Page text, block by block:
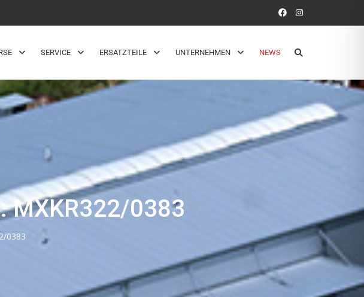
SERVICE ERSATZTEILE UNTERNEHMEN NEWS
MXKR322/0383
0383